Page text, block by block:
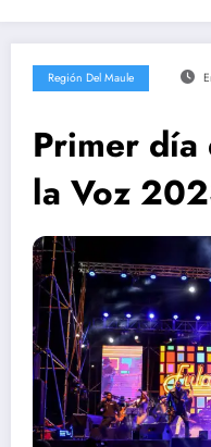
Región Del Maule
Primer día
la Voz